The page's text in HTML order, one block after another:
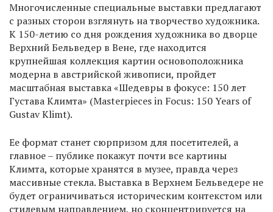
Многочисленные специальные выставки предлагают
с разных сторон взглянуть на творчество художника.
К 150-летию со дня рождения художника во дворце
Верхний Бельведер в Вене, где находится
крупнейшая коллекция картин основоположника
модерна в австрийской живописи, пройдет
масштабная выставка «Шедевры в фокусе: 150 лет
Густава Климта» (Masterpieces in Focus: 150 Years of
Gustav Klimt).
Ее формат станет сюрпризом для посетителей, а
главное – публике покажут почти все картины
Климта, которые хранятся в музее, правда через
массивные стекла. Выставка в Верхнем Бельведере не
будет ограничиваться историческим контекстом или
стилевым направлением, но сконцентрируется на